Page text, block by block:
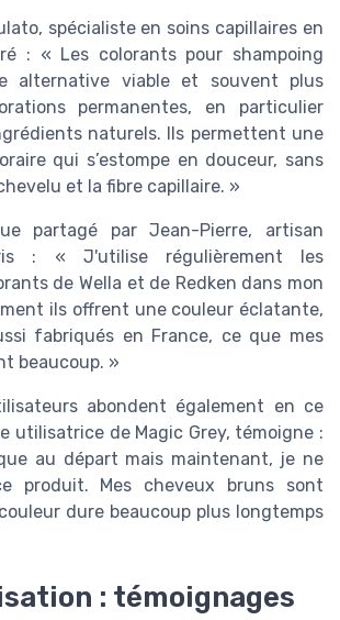
spécialiste en soins capillaires en
: « Les colorants pour shampoing
alternative viable et souvent plus
permanentes, en particulier
naturels. Ils permettent une
qui s’estompe en douceur, sans
et la fibre capillaire. »
partagé par Jean-Pierre, artisan
: « J'utilise régulièrement les
de Wella et de Redken dans mon
ils offrent une couleur éclatante,
fabriqués en France, ce que mes
beaucoup. »
abondent également en ce
utilisatrice de Magic Grey, témoigne :
au départ mais maintenant, je ne
produit. Mes cheveux bruns sont
dure beaucoup plus longtemps
: témoignages